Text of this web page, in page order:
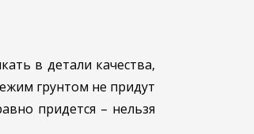
в детали качества,
грунтом не придут
придется – нельзя